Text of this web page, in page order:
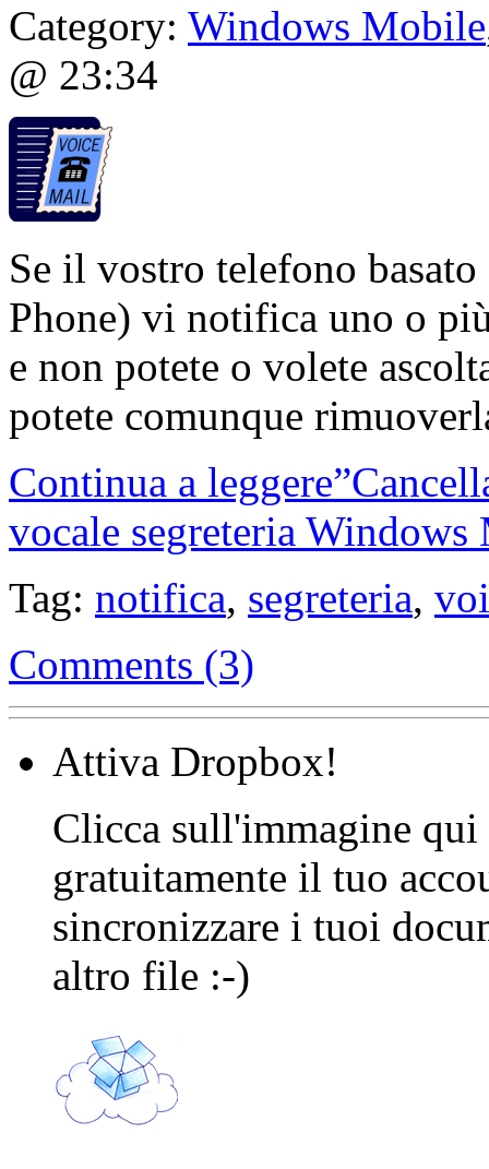
Category: Windows Mobile
@ 23:34
Se il vostro telefono
Phone) vi notifica uno o
e non potete o volete
potete comunque
Continua a
vocale segreteria Windows
Tag: notifica, segreteria,
Comments (3)
Attiva Dropbox!
Clicca sull'immagine
gratuitamente il tuo
sincronizzare i tuoi
altro file :-)